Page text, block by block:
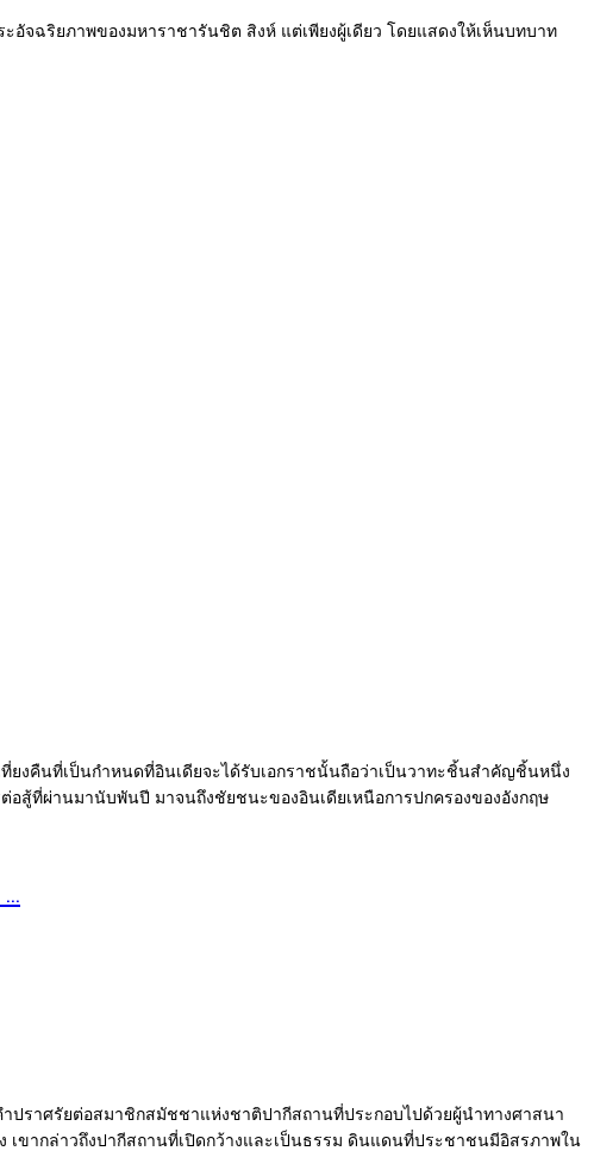
ะอัจฉริยภาพของมหาราชารันชิต สิงห์ แต่เพียงผู้เดียว โดยแสดงให้เห็นบทบาท
ยงคืนที่เป็นกำหนดที่อินเดียจะได้รับเอกราชนั้นถือว่าเป็นวาทะชิ้นสำคัญชิ้นหนึ่ง
อสู้ที่ผ่านมานับพันปี มาจนถึงชัยชนะของอินเดียเหนือการปกครองของอังกฤษ
ราศรัยต่อสมาชิกสมัชชาแห่งชาติปากีสถานที่ประกอบไปด้วยผู้นำทางศาสนา
ขากล่าวถึงปากีสถานที่เปิดกว้างและเป็นธรรม ดินแดนที่ประชาชนมีอิสรภาพใน